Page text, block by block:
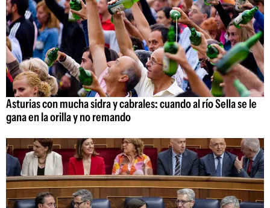
Asturias con mucha sidra y cabrales: cuando al río Sella se le
gana en la orilla y no remando